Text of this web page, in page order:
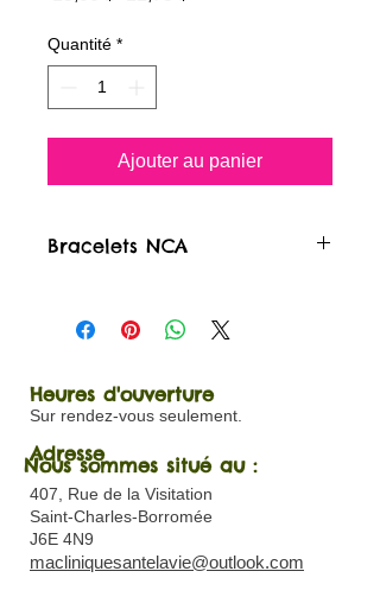
Quantité *
Ajouter au panier
Bracelets NCA
Lanaudière et sa fille. Nancy et
Heures d'ouverture
Sur rendez-vous seulement.
Adresse
Nous sommes situé au :
407, Rue de la Visitation
Saint-Charles-Borromée
J6E 4N9
macliniquesantelavie@outlook.com